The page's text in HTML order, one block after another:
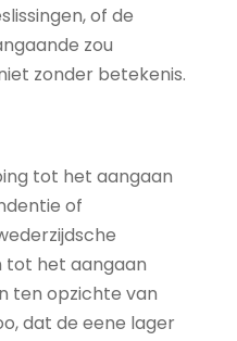
of de
zou
zonder betekenis.
tot het aangaan
of
tot het aangaan
ten opzichte van
dat de eene lager